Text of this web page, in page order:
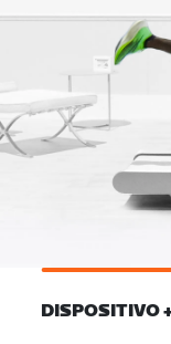
DISPOSITIVO